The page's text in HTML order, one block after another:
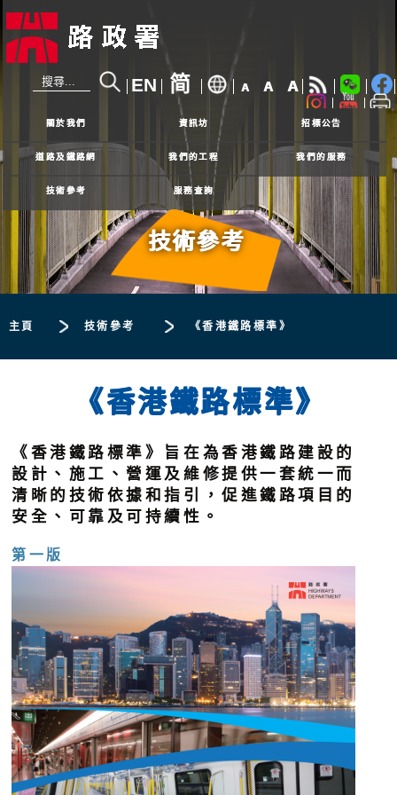
EN 简 A A A
2926 4111
關於我們 資訊坊 招標公告
道路及鐵路網 我們的工程 我們的服務
技術參考 服務查詢
主頁
技術參考
技術參考 《香港鐵路標準》
《香港鐵路標準》
《香港鐵路標準》旨在為香港鐵路建設的
設計、施工、營運及維修提供一套統一而
清晰的技術依據和指引，促進鐵路項目的
安全、可靠及可持續性。
第一版